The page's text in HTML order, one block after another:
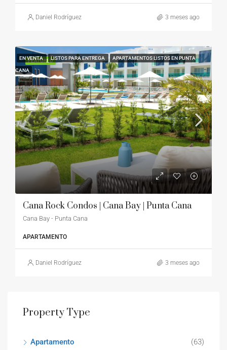
Daniel Rodríguez 3 meses ago
FEATURED
EN VENTA LISTOS PARA ENTREGA APARTAMENTOS LISTOS EN PUNTA
CANA
Cana Rock Condos | Cana Bay | Punta Cana
Cana Bay - Punta Cana
APARTAMENTO
Daniel Rodríguez 3 meses ago
Property Type
Apartamento
(63)